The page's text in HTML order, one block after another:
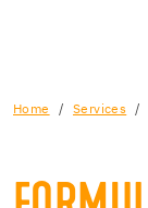
Home Services